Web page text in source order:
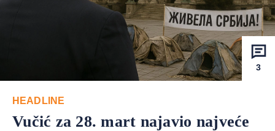
3
HEADLINE
Vučić za 28. mart najavio najveće